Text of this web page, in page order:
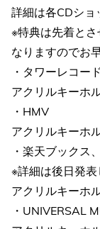
詳細は各CDショ
※特典は先着と
なりますのでお
・タワーレコード
アクリルキーホ
・HMV
アクリルキーホ
・楽天ブックス
※詳細は後日発表
アクリルキーホ
・UNIVERSAL